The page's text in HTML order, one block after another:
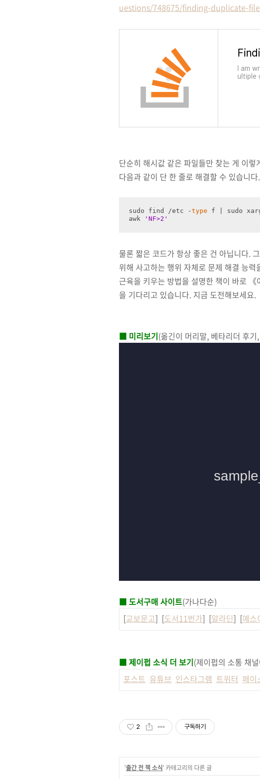
uestions/748675/finding-duplicate-
I am
ultiple
단순히 해시값 같은 파일들만 찾는 게 이
다음과 같이 단 한 줄로 해결할 수 있습니
sudo find /etc -type f | sudo
awk
'NF>2'
물론 짧은 코드가 항상 좋은 건 아닙니다.
위해 사고하는 행위 자체로 문제 해결 능
근육을 키우는 방법을 설명한 책이 바로
을 기다리고 있습니다. 지금 도전해보세요.
■ 미리보기(옮긴이 머리말, 베타리더 후
■ 도서구매 사이트(가나다순)
[교보문고] [도서11번가] [알라딘] [예스
■ 제이펍 소식 더 보기(제이펍의 소통 채
포스트 유튜브 인스타그램 트위터 페이
2 구독하기
'출간 전 책 소식' 카테고리의 다른 글